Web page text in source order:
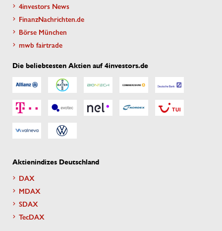
4investors News
FinanzNachrichten.de
Börse München
mwb fairtrade
Die beliebtesten Aktien auf 4investors.de
Aktienindizes Deutschland
DAX
MDAX
SDAX
TecDAX